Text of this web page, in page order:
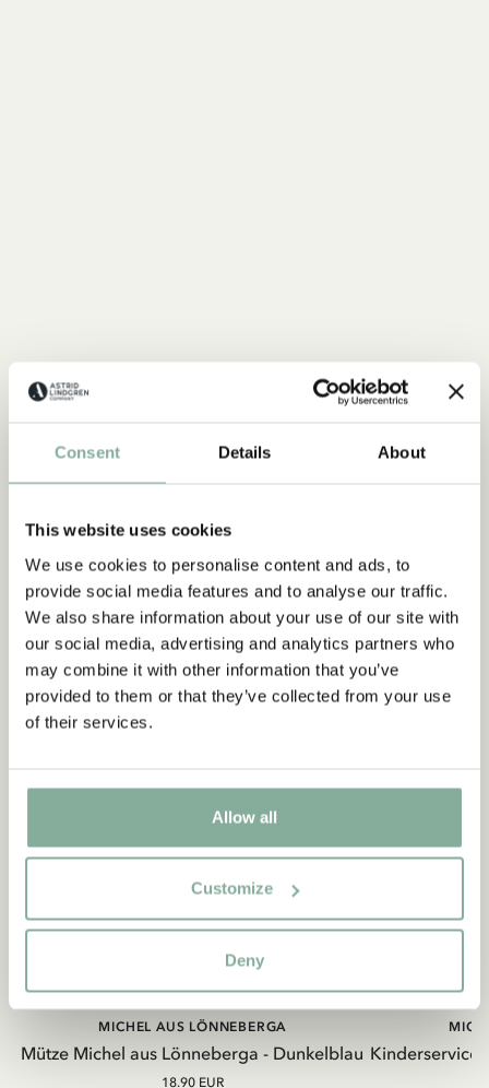
Consent Details About
This website uses cookies
We use cookies to personalise content and ads, to
provide social media features and to analyse our traffic.
We also share information about your use of our site with
our social media, advertising and analytics partners who
may combine it with other information that you’ve
provided to them or that they’ve collected from your use
of their services.
Allow all
Customize
Deny
NEU
Mütze Michel aus Lönneberga - Dunkelblau
MICHEL AUS LÖNNEBERGA
18.90 EUR
NEU
Kinderservice